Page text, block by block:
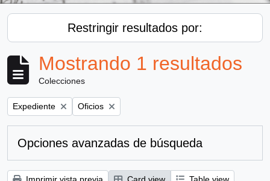
Restringir resultados por:
Mostrando 1 resultados
Colecciones
Remove filter:
Expediente Remove filter:
Oficios
Opciones avanzadas de búsqueda